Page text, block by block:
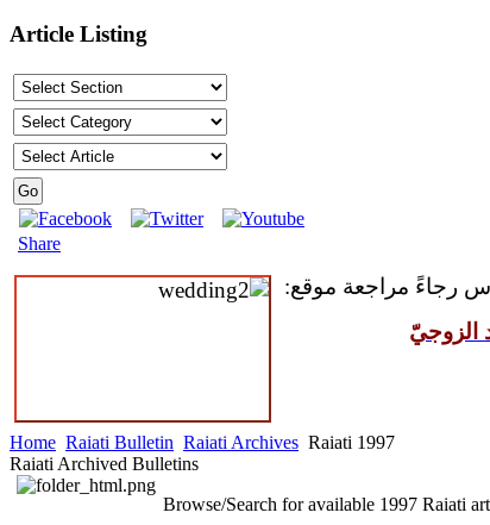
Article Listing
Share
رجاءً مراجعة موقع:
الزوجيّ
Home Raiati Bulletin Raiati Archives Raiati 1997
Raiati Archived Bulletins
Browse/Search for available 1997 Raiati